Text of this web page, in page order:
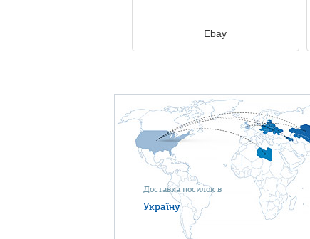
Ebay
Доставка посилок в
Україну